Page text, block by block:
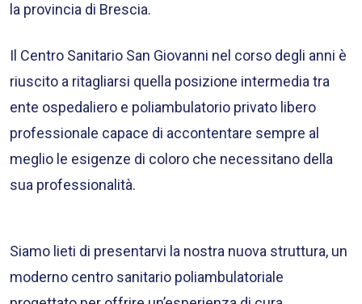
la provincia di Brescia.
Il Centro Sanitario San Giovanni nel corso degli anni è
riuscito a ritagliarsi quella posizione intermedia tra
ente ospedaliero e poliambulatorio privato libero
professionale capace di accontentare sempre al
meglio le esigenze di coloro che necessitano della
sua professionalità.
Siamo lieti di presentarvi la nostra nuova struttura, un
moderno centro sanitario poliambulatoriale